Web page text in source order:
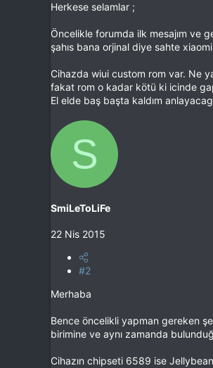
Herkese selamlar ;
Öncelikle forumda ilk mesajım ve
şahıs bana orjinal diye sahte
Cihazda wiui custom rom var. Ne
fakat rom o kadar kötü ki icinde
El elde baş başta kaldım
S
SmiLeToLiFe
22 Nis 2015
#2
Merhaba
Bence öncelikli yapman gereken
birimine ve aynı zamanda
Cihazın chipseti 6589 ise